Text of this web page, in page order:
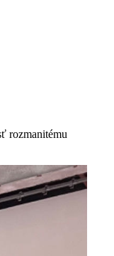
rozmanitému